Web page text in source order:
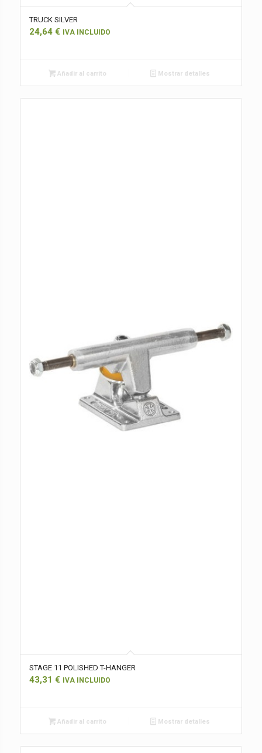
TRUCK SILVER
24,64 € IVA INCLUIDO
Añadir al carrito Mostrar detalles
STAGE 11 POLISHED T-HANGER
43,31 € IVA INCLUIDO
Añadir al carrito Mostrar detalles